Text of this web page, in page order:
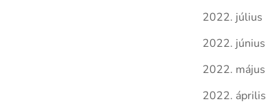
2022. július
2022. június
2022. május
2022. április